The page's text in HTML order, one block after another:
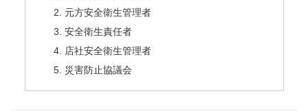
元方安全衛生管理者
安全衛生責任者
店社安全衛生管理者
災害防止協議会